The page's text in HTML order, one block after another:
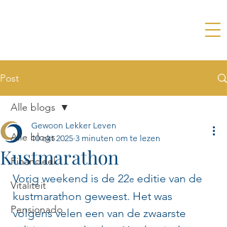
Post
Alle blogs
Financieel
Vitaliteit
Pensionado
Alle blogs
Kustmarathon
Gewoon Lekker Leven
10 okt 2025 3 minuten om te lezen
Vorig weekend is de 22e editie van de
kustmarathon geweest. Het was
volgens velen een van de zwaarste